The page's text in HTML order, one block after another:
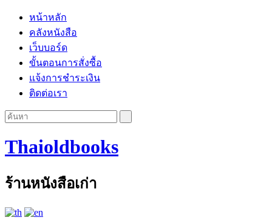
หน้าหลัก
คลังหนังสือ
เว็บบอร์ด
ขั้นตอนการสั่งซื้อ
แจ้งการชำระเงิน
ติดต่อเรา
Thaioldbooks
ร้านหนังสือเก่า